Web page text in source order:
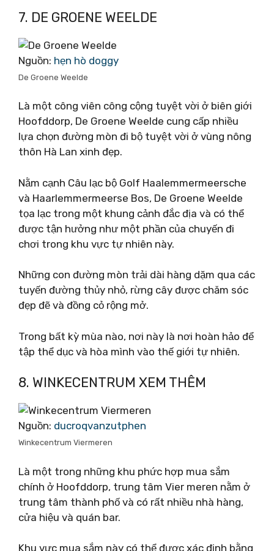
7. DE GROENE WEELDE
Nguồn: hẹn hò doggy
De Groene Weelde
Là một công viên công cộng tuyệt vời ở biên giới
Hoofddorp, De Groene Weelde cung cấp nhiều
lựa chọn đường mòn đi bộ tuyệt vời ở vùng nông
thôn Hà Lan xinh đẹp.
Nằm cạnh Câu lạc bộ Golf Haalemmermeersche
và Haarlemmermeerse Bos, De Groene Weelde
tọa lạc trong một khung cảnh đắc địa và có thể
được tận hưởng như một phần của chuyến đi
chơi trong khu vực tự nhiên này.
Những con đường mòn trải dài hàng dặm qua các
tuyến đường thủy nhỏ, rừng cây được chăm sóc
đẹp đẽ và đồng cỏ rộng mở.
Trong bất kỳ mùa nào, nơi này là nơi hoàn hảo để
tập thể dục và hòa mình vào thế giới tự nhiên.
8. WINKECENTRUM XEM THÊM
Nguồn: ducroqvanzutphen
Winkecentrum Viermeren
Là một trong những khu phức hợp mua sắm
chính ở Hoofddorp, trung tâm Vier meren nằm ở
trung tâm thành phố và có rất nhiều nhà hàng,
cửa hiệu và quán bar.
Khu vực mua sắm này có thể được xác định bằng